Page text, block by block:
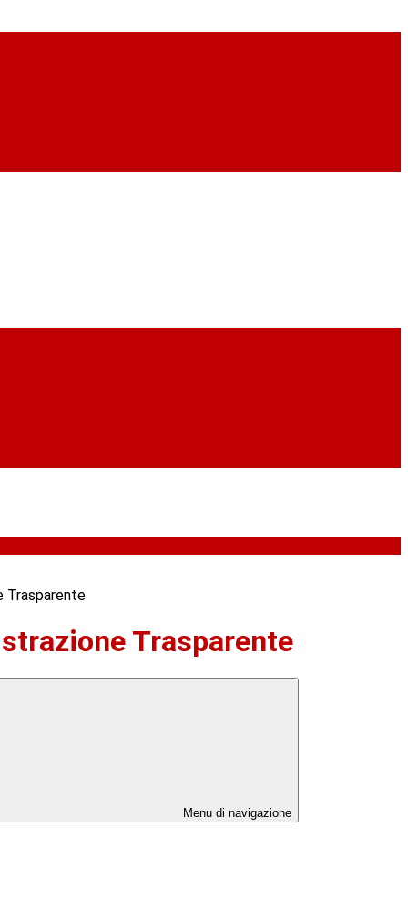
Trasparente
Trasparente
Menu di navigazione